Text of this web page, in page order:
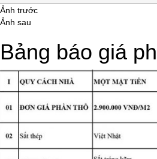
Ảnh trước
Ảnh sau
Bảng báo giá